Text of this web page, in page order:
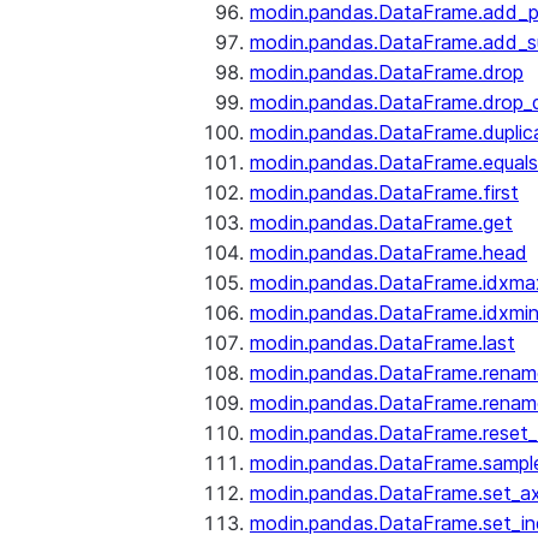
modin.pandas.DataFrame.drop
modin.pandas.DataFrame.equals
modin.pandas.DataFrame.first
modin.pandas.DataFrame.get
modin.pandas.DataFrame.head
modin.pandas.DataFrame.idxmin
modin.pandas.DataFrame.last